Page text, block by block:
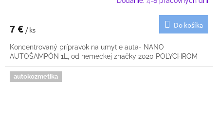
7 € / ks
Do košíka
Koncentrovaný prípravok na umytie auta- NANO
AUTOŠAMPÓN 1L, od nemeckej značky 2020 POLYCHROM
autokozmetika